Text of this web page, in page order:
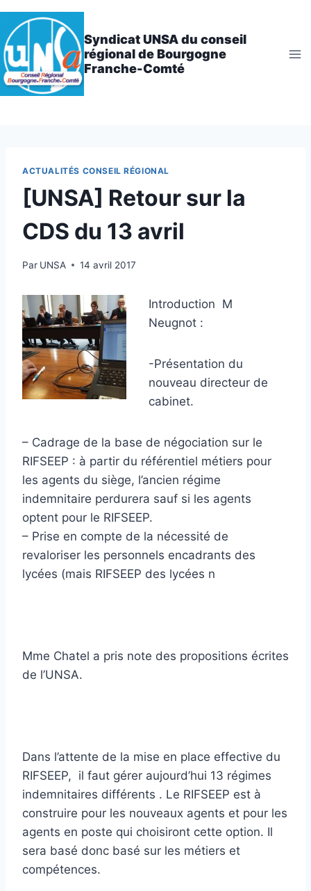
Aller
au
contenu
Syndicat UNSA du conseil
régional de Bourgogne
Franche-Comté
ACTUALITÉS CONSEIL RÉGIONAL
[UNSA] Retour sur la
CDS du 13 avril
Par UNSA 14 avril 2017
Introduction M
Neugnot :
-Présentation du
nouveau directeur de
cabinet.
– Cadrage de la base de négociation sur le
RIFSEEP : à partir du référentiel métiers pour
les agents du siège, l’ancien régime
indemnitaire perdurera sauf si les agents
optent pour le RIFSEEP.
– Prise en compte de la nécessité de
revaloriser les personnels encadrants des
lycées (mais RIFSEEP des lycées n
Mme Chatel a pris note des propositions écrites
de l’UNSA.
Dans l’attente de la mise en place effective du
RIFSEEP, il faut gérer aujourd’hui 13 régimes
indemnitaires différents . Le RIFSEEP est à
construire pour les nouveaux agents et pour les
agents en poste qui choisiront cette option. Il
sera basé donc basé sur les métiers et
compétences.